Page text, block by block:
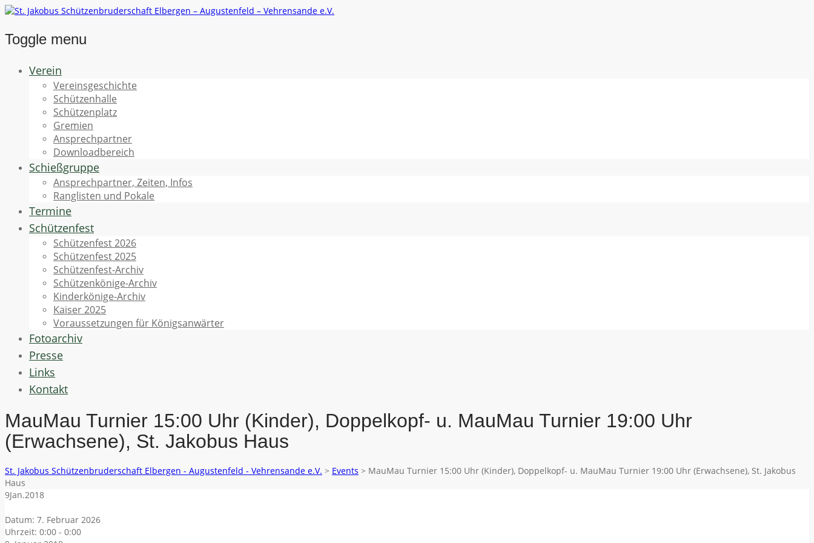
Toggle menu
Skip
Verein
Vereinsgeschichte
Schützenhalle
Schützenplatz
Gremien
Ansprechpartner
Downloadbereich
Schießgruppe
Ansprechpartner, Zeiten, Infos
Ranglisten und Pokale
Termine
Schützenfest
Schützenfest 2026
Schützenfest 2025
Schützenfest-Archiv
Schützenkönige-Archiv
Kinderkönige-Archiv
Kaiser 2025
Voraussetzungen für Königsanwärter
Fotoarchiv
Presse
Links
Kontakt
MauMau Turnier 15:00 Uhr (Kinder), Doppelkopf- u. MauMau Turnier 19:00 Uhr
(Erwachsene), St. Jakobus Haus
St. Jakobus Schützenbruderschaft Elbergen - Augustenfeld - Vehrensande e.V. > Events > MauMau Turnier 15:00 Uhr (Kinder), Doppelkopf- u. MauMau Turnier 19:00 Uhr (Erwachsene), St. Jakobus
Haus
9Jan.2018
Datum: 7. Februar 2026
Uhrzeit: 0:00 - 0:00